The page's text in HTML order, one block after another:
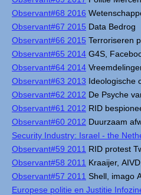
Observant#68 2016
Observant#67 2015 Data Bedrog
Observant#66 2015 Terroriseren
Observant#65 2014 G4S,
Observant#64 2014
Observant#63 2013 Ideologische
Observant#62 2012 De Psyche
Observant#61 2012 RID
Observant#60 2012 Duurzaam
Security Industry: Israel - the
Observant#59 2011 RID protest
Observant#58 2011 Kraaijer,
Observant#57 2011 Shell, imago
Europese politie en Justitie